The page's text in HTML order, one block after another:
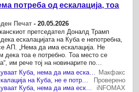
потреба од ескалација, тоа
Печат -20.05.2026
претседател Доналд Трамп
дека ескалацијата на Куба е непотребна,
АП. „Нема да има ескалација. Не
дека тоа е потребно. Тоа место се
им рече тој на новинарите по
од Конектикат, додавајќи дека САД ...
Макфакс
Проверено
iNFOMAX